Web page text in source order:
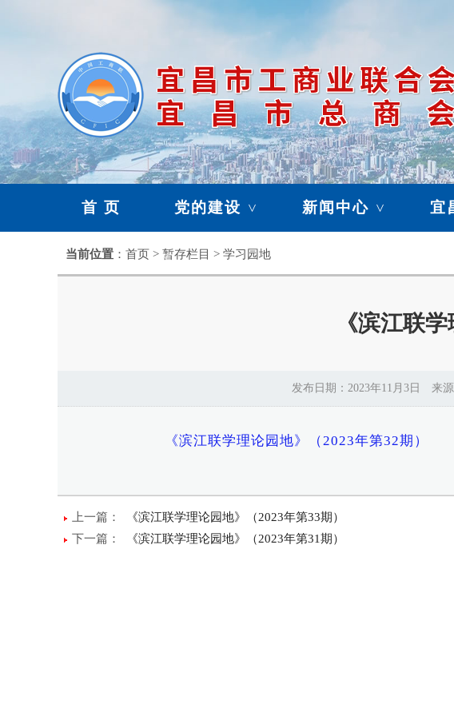
首 页 党的建设 > 新闻中心 > 宜
暂存栏目>
当前位置 ：首页 > 暂存栏目 > 学习园地
《滨江联
发布日期：2023年11月3日 来
《滨江联学理论园地》（2023年第32期）
上一篇：
《滨江联学理论园地》（2023年第33期）
下一篇：
《滨江联学理论园地》（2023年第31期）